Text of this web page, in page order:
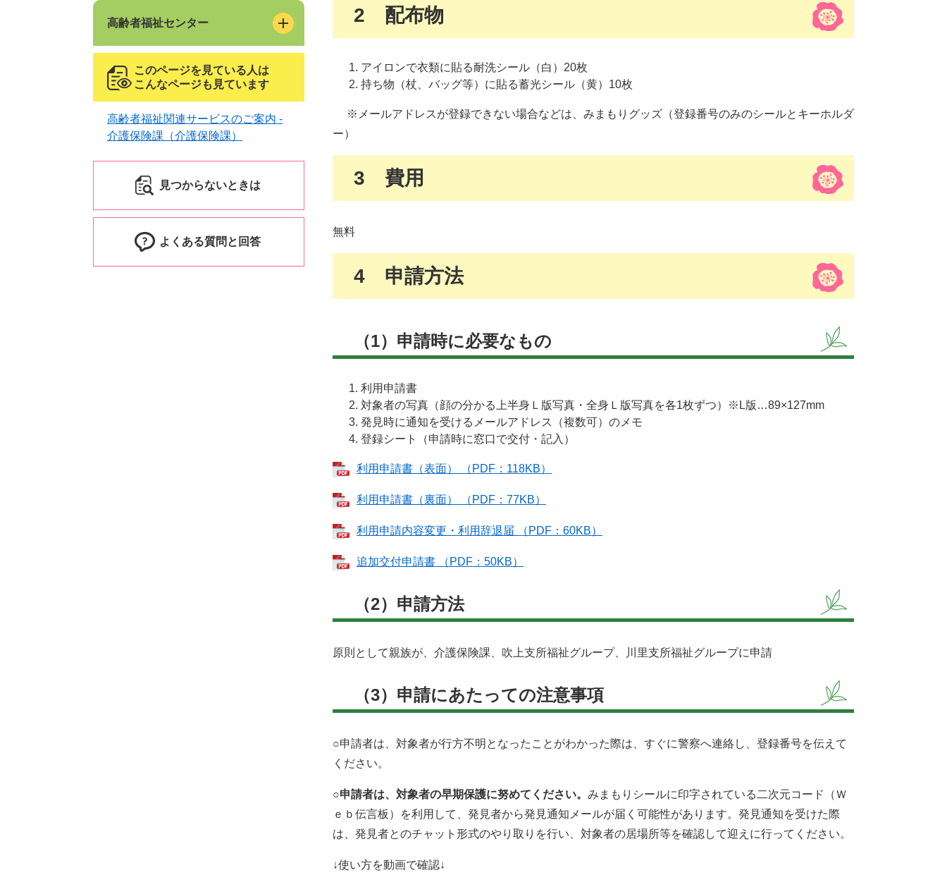
2 配布物
アイロンで衣類に貼る耐洗シール（白）20枚
持ち物（杖、バッグ等）に貼る蓄光シール（黄）10枚
※メールアドレスが登録できない場合などは、みまもりグッズ（登録番号のみのシールとキーホルダ
ー）
3 費用
無料
4 申請方法
（1）申請時に必要なもの
利用申請書
対象者の写真（顔の分かる上半身Ｌ版写真・全身Ｌ版写真を各1枚ずつ）※L版…89×127mm
発見時に通知を受けるメールアドレス（複数可）のメモ
登録シート（申請時に窓口で交付・記入）
利用申請書（表面） （PDF：118KB）
利用申請書（裏面） （PDF：77KB）
利用申請内容変更・利用辞退届 （PDF：60KB）
追加交付申請書 （PDF：50KB）
（2）申請方法
原則として親族が、介護保険課、吹上支所福祉グループ、川里支所福祉グループに申請
（3）申請にあたっての注意事項
○申請者は、対象者が行方不明となったことがわかった際は、すぐに警察へ連絡し、登録番号を伝えて
ください。
○申請者は、対象者の早期保護に努めてください。 みまもりシールに印字されている二次元コード（Ｗ
ｅｂ伝言板）を利用して、発見者から発見通知メールが届く可能性があります。発見通知を受けた際
は、発見者とのチャット形式のやり取りを行い、対象者の居場所等を確認して迎えに行ってください。
↓使い方を動画で確認↓
高齢者福祉センター
このページを見ている人は
こんなページも見ています
高齢者福祉関連サービスのご案内 -
介護保険課（介護保険課）
見つからないときは
よくある質問と回答